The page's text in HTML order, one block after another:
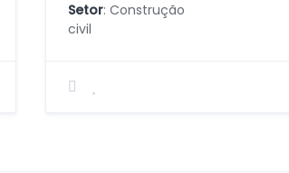
Setor: Construção
civil